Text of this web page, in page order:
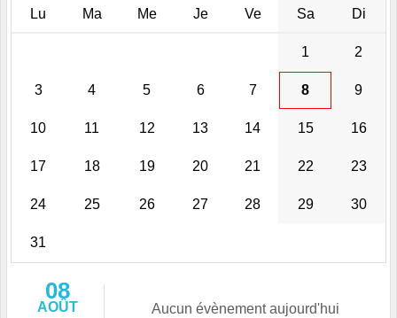
Lu Ma Me Je Ve Sa Di
1 2
3 4 5 6 7 8 9
10 11 12 13 14 15 16
17 18 19 20 21 22 23
24 25 26 27 28 29 30
31
08
AOÛT Aucun évènement aujourd'hui